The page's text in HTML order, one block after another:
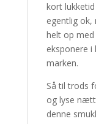
kort
egentlig ok,
helt op
eksponere i
marken.
Så til trods
og lyse
denne